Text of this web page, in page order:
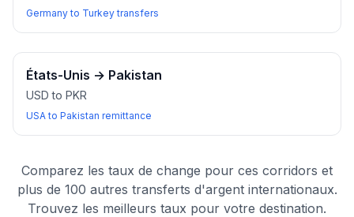
Germany to Turkey transfers
États-Unis → Pakistan
USD to PKR
USA to Pakistan remittance
Comparez les taux de change pour ces corridors et
plus de 100 autres transferts d'argent internationaux.
Trouvez les meilleurs taux pour votre destination.